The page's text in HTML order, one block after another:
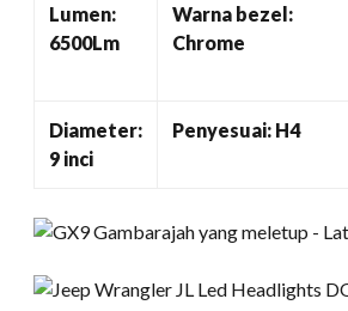
Lumen:
6500Lm
Warna bezel:
Chrome
Diameter:
9 inci
Penyesuai: H4